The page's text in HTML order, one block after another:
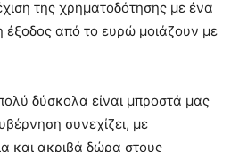
της χρηματοδότησης με ένα
έξοδος από το ευρώ μοιάζουν με
δύσκολα είναι μπροστά μας
συνεχίζει, με
και ακριβά δώρα στους